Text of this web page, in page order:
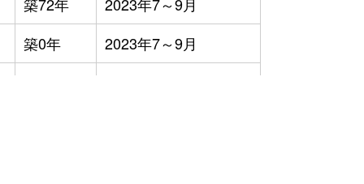
築0年
2023年7～9月